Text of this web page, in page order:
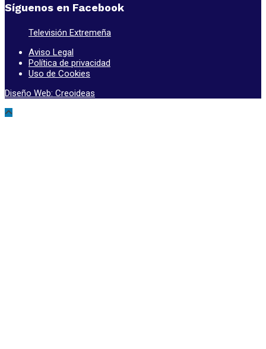
Síguenos en Facebook
Televisión Extremeña
Aviso Legal
Política de privacidad
Uso de Cookies
Diseño Web: Creoideas